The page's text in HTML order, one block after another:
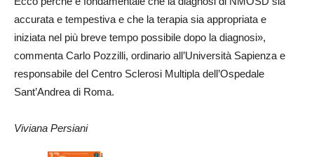
accurata e tempestiva e che la terapia sia appropriata e
iniziata nel più breve tempo possibile dopo la diagnosi»,
commenta Carlo Pozzilli, ordinario all’Università Sapienza e
responsabile del Centro Sclerosi Multipla dell’Ospedale
Sant’Andrea di Roma.
Viviana Persiani